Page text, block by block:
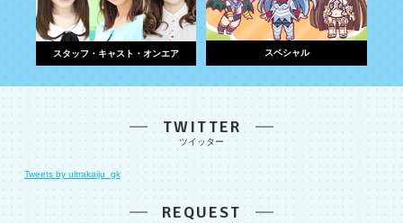
スタッフ・キャスト・オンエア スペシャル
TWITTER
Tweets by ultrakaiju_gk
REQUEST